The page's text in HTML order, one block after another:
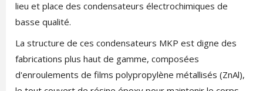
lieu et place des condensateurs électrochimiques de
basse qualité.
La structure de ces condensateurs MKP est digne des
fabrications plus haut de gamme, composées
d'enroulements de films polypropylène métallisés (ZnAl),